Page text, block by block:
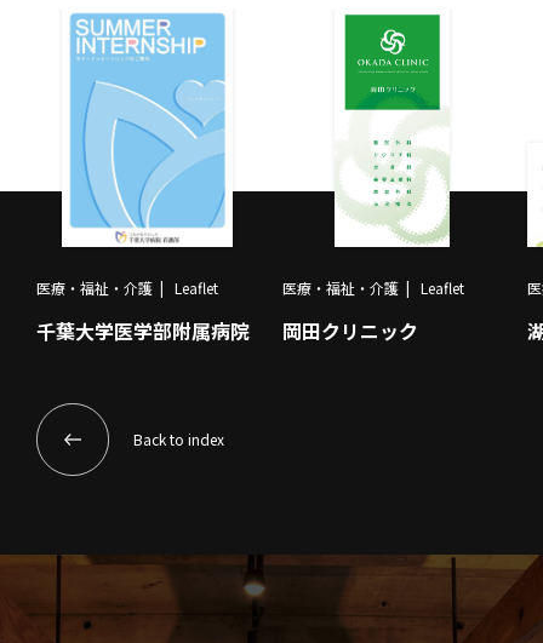
医療・福祉・介護 Leaflet
千葉大学医学部附属病院
医療・福祉・介護 Leaflet
岡田クリニック
Back to index